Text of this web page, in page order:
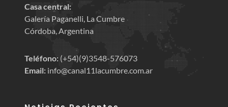
Casa central:
Galería Paganelli, La Cumbre
Córdoba, Argentina
Teléfono: (+54)(9)3548-576073
Email: info@canal11lacumbre.com.ar